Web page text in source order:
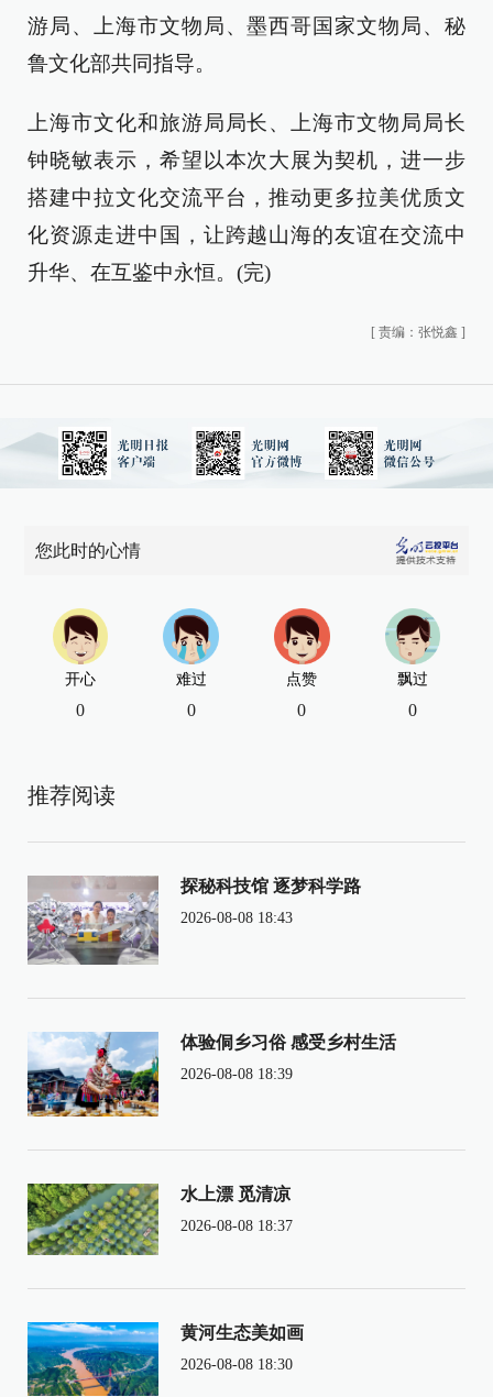
游局、上海市文物局、墨西哥国家文物局、秘
鲁文化部共同指导。
上海市文化和旅游局局长、上海市文物局局长
钟晓敏表示，希望以本次大展为契机，进一步
搭建中拉文化交流平台，推动更多拉美优质文
化资源走进中国，让跨越山海的友谊在交流中
升华、在互鉴中永恒。(完)
[ 责编：张悦鑫 ]
您此时的心情
开心
0
难过
0
点赞
0
飘过
0
推荐阅读
探秘科技馆 逐梦科学路
2026-08-08 18:43
体验侗乡习俗 感受乡村生活
2026-08-08 18:39
水上漂 觅清凉
2026-08-08 18:37
黄河生态美如画
2026-08-08 18:30